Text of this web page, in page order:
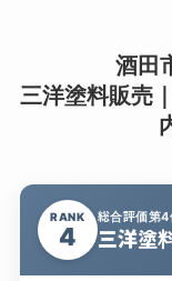
酒田
三洋塗料販売
RANK
4
総合評価第4
三洋塗